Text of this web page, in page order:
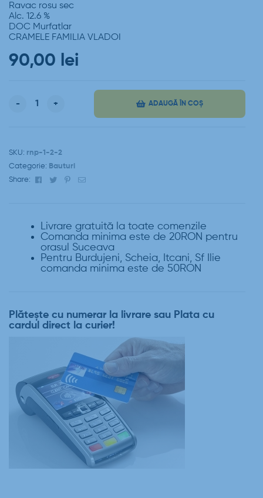
Ravac rosu sec
Alc. 12.6 %
DOC Murfatlar
CRAMELE FAMILIA VLADOI
90,00 lei
- + ADAUGĂ ÎN COȘ
SKU: rnp-1-2-2
Categorie: Bauturi
Share:
Facebook
TwitterPinterest
Email
Livrare gratuită la toate comenzile
Comanda minima este de 20RON pentru
orasul Suceava
Pentru Burdujeni, Scheia, Itcani, Sf Ilie
comanda minima este de 50RON
Plătește cu numerar la livrare sau Plata cu
cardul direct la curier!